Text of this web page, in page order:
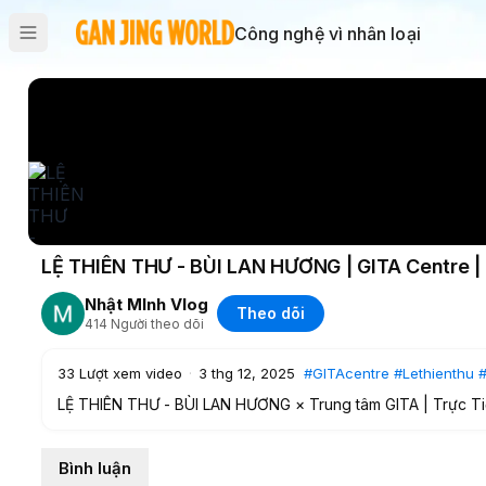
Công nghệ vì nhân loại
LỆ THIÊN THƯ - BÙI LAN HƯƠNG | GITA
Nhật MInh Vlog
414 Người theo dõi
Theo dõi
33 Lượt xem video · 3 thg 12, 2025 #GITAcentre #Lethienthu
LỆ THIÊN THƯ - BÙI LAN HƯƠNG × Trung tâm GITA |
𝗦𝗮𝘁𝗶𝗹𝗮 𝗛𝗼𝗻𝗴 𝗩𝗶𝗻𝗵 • Kỹ sư thu âm: 𝗞𝗘𝗢 𝗦𝘁𝘂𝗱𝗶𝗼 • Phòng
Bình luận